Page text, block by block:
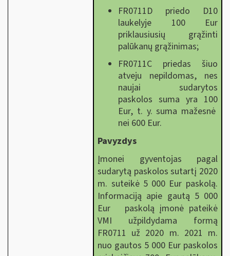
FR0711D priedo D10
laukelyje 100 Eur
priklausiusių grąžinti
palūkanų grąžinimas;
FR0711C priedas šiuo
atveju nepildomas, nes
naujai sudarytos
paskolos suma yra 100
Eur, t. y. suma mažesnė
nei 600 Eur.
Pavyzdys
Įmonei
gyventojas pagal
sudarytą paskolos sutartį 2020
m. suteikė 5 000 Eur paskolą.
Informaciją apie gautą 5 000
Eur paskolą įmonė pateikė
VMI užpildydama formą
FR0711 už 2020 m. 2021 m.
nuo gautos 5 000 Eur paskolos